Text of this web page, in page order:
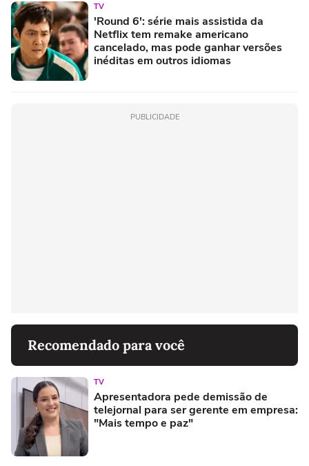
TV
'Round 6': série mais assistida da
Netflix tem remake americano
cancelado, mas pode ganhar versões
inéditas em outros idiomas
PUBLICIDADE
Recomendado para você
TV
Apresentadora pede demissão de
telejornal para ser gerente em empresa:
"Mais tempo e paz"